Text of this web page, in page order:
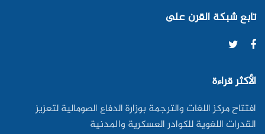
تابع شبكة القرن على
الأكثر قراءة
افتتاح مركز اللغات والترجمة بوزارة الدفاع الصومالية لتعزيز
القدرات اللغوية للكوادر العسكرية والمدنية